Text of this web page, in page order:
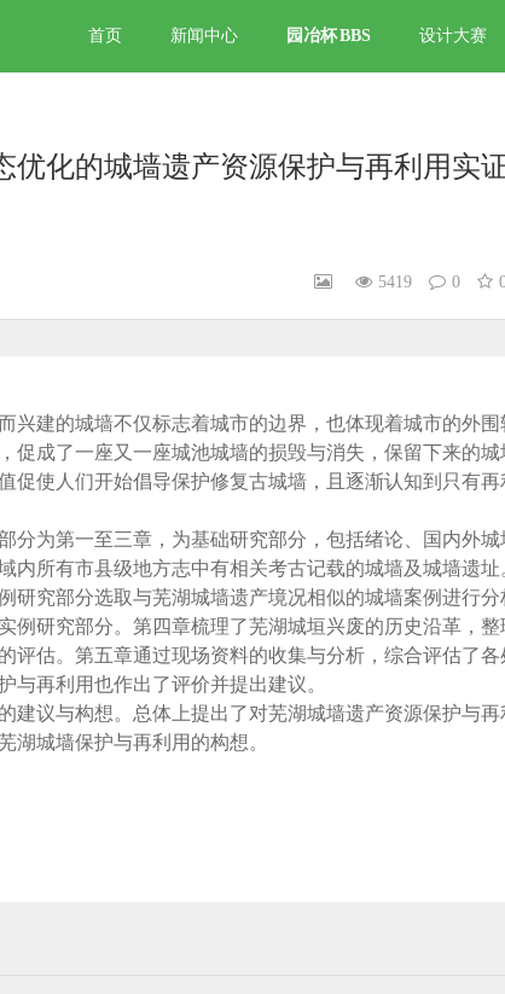
首页 新闻中心 园冶杯BBS 设计大赛
优化的城墙遗产资源保护与再利用实
5419 0
兴建的城墙不仅标志着城市的边界，也体现着城市的外
促成了一座又一座城池城墙的损毁与消失，保留下来的
促使人们开始倡导保护修复古城墙，且逐渐认知到只有
分为第一至三章，为基础研究部分，包括绪论、国内外
内所有市县级地方志中有相关考古记载的城墙及城墙遗
研究部分选取与芜湖城墙遗产境况相似的城墙案例进行分
例研究部分。第四章梳理了芜湖城垣兴废的历史沿革，
评估。第五章通过现场资料的收集与分析，综合评估了
与再利用也作出了评价并提出建议。
建议与构想。总体上提出了对芜湖城墙遗产资源保护与
湖城墙保护与再利用的构想。